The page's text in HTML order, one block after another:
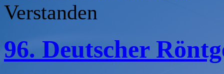
Verstanden
96. Deutscher